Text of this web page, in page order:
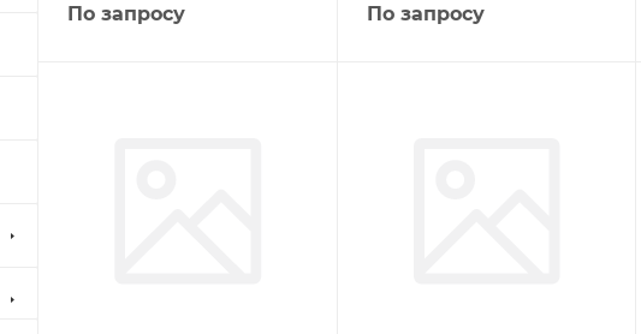
По запросу По запросу